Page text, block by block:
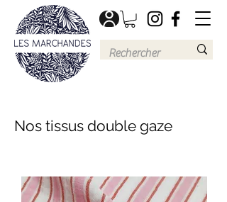
Nos tissus double gaze